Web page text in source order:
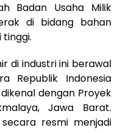
Badan Usaha Milik
di bidang bahan
di industri ini berawal
Republik Indonesia
dengan Proyek
Jawa Barat.
resmi menjadi